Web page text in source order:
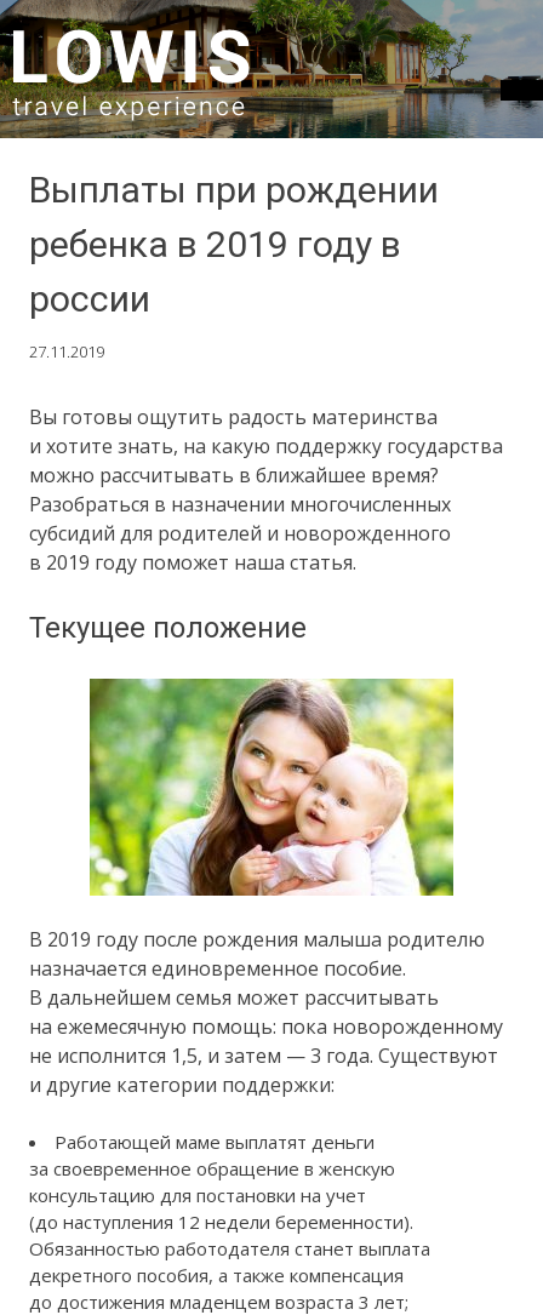
SKIP TO CONTENT
Выплаты при рождении
ребенка в 2019 году в
россии
27.11.2019
Вы готовы ощутить радость материнства
и хотите знать, на какую поддержку государства
можно рассчитывать в ближайшее время?
Разобраться в назначении многочисленных
субсидий для родителей и новорожденного
в 2019 году поможет наша статья.​​
Текущее положение
В 2019 году после рождения малыша родителю
назначается единовременное пособие.
В дальнейшем семья может рассчитывать
на ежемесячную помощь: пока новорожденному
не исполнится 1,5, и затем — 3 года. Существуют
и другие категории поддержки:
Работающей маме выплатят деньги
за своевременное обращение в женскую
консультацию для постановки на учет
(до наступления 12 недели беременности).
Обязанностью работодателя станет выплата
декретного пособия, а также компенсация
до достижения младенцем возраста 3 лет;